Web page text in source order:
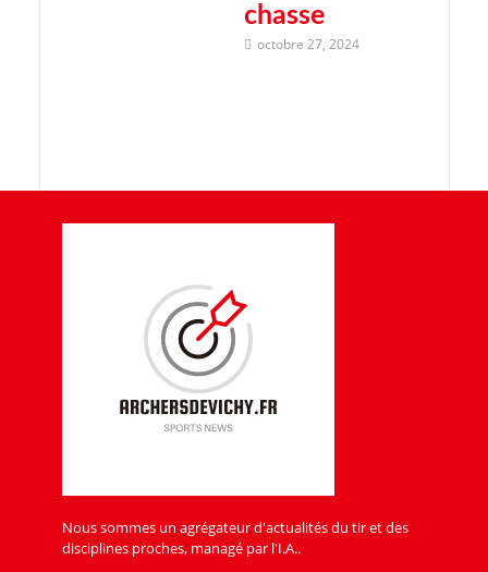
chasse
octobre 27, 2024
Nous sommes un agrégateur d'actualités du tir et des
disciplines proches, managé par l'I.A..